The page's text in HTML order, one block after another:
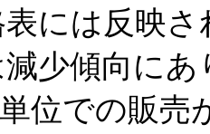
には反映さ
少傾向に
位での販売